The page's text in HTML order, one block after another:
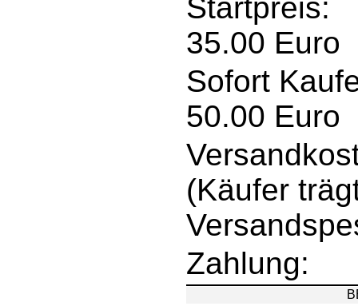
Startpreis:
35.00 Euro
Sofort
50.00 Euro
(Käufer
Zahlung: